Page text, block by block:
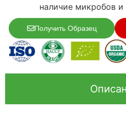
наличие микробов
Получить Образец